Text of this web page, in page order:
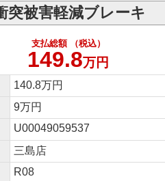
被害軽減ブレーキ
支払総額 （税込）
149.8万円
140.8万円
9万円
U00049059537
三島店
R08